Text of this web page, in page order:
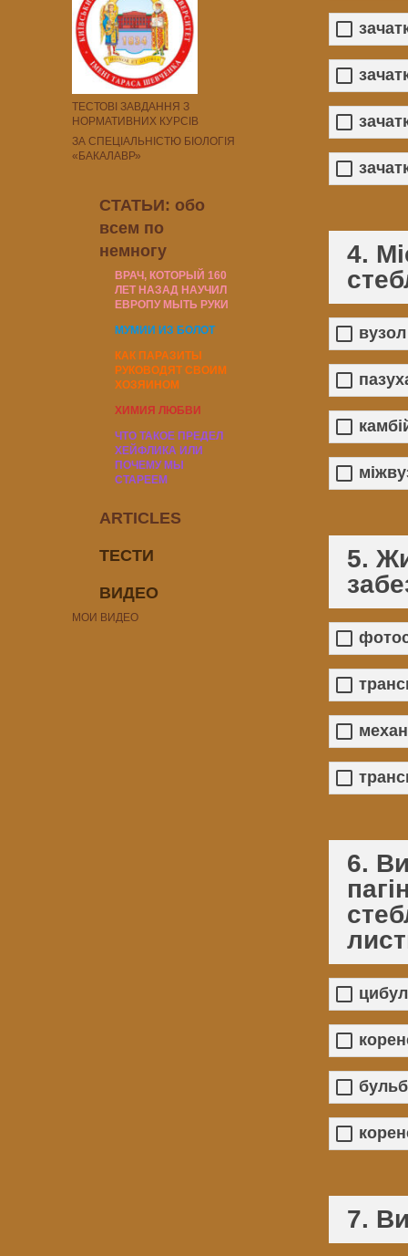
ТЕСТОВІ ЗАВДАННЯ З
НОРМАТИВНИХ КУРСІВ
ЗА СПЕЦІАЛЬНІСТЮ БІОЛОГІЯ
«БАКАЛАВР»
СТАТЬИ: обо
всем по
немногу
ВРАЧ, КОТОРЫЙ 160
ЛЕТ НАЗАД НАУЧИЛ
ЕВРОПУ МЫТЬ РУКИ
МУМИИ ИЗ БОЛОТ
КАК ПАРАЗИТЫ
РУКОВОДЯТ СВОИМ
ХОЗЯИНОМ
ХИМИЯ ЛЮБВИ
ЧТО ТАКОЕ ПРЕДЕЛ
ХЕЙФЛИКА ИЛИ
ПОЧЕМУ МЫ
СТАРЕЕМ
ARTICLES
ТЕСТИ
ВИДЕО
МОИ ВИДЕО
4.
вузол
5.
6.
7.